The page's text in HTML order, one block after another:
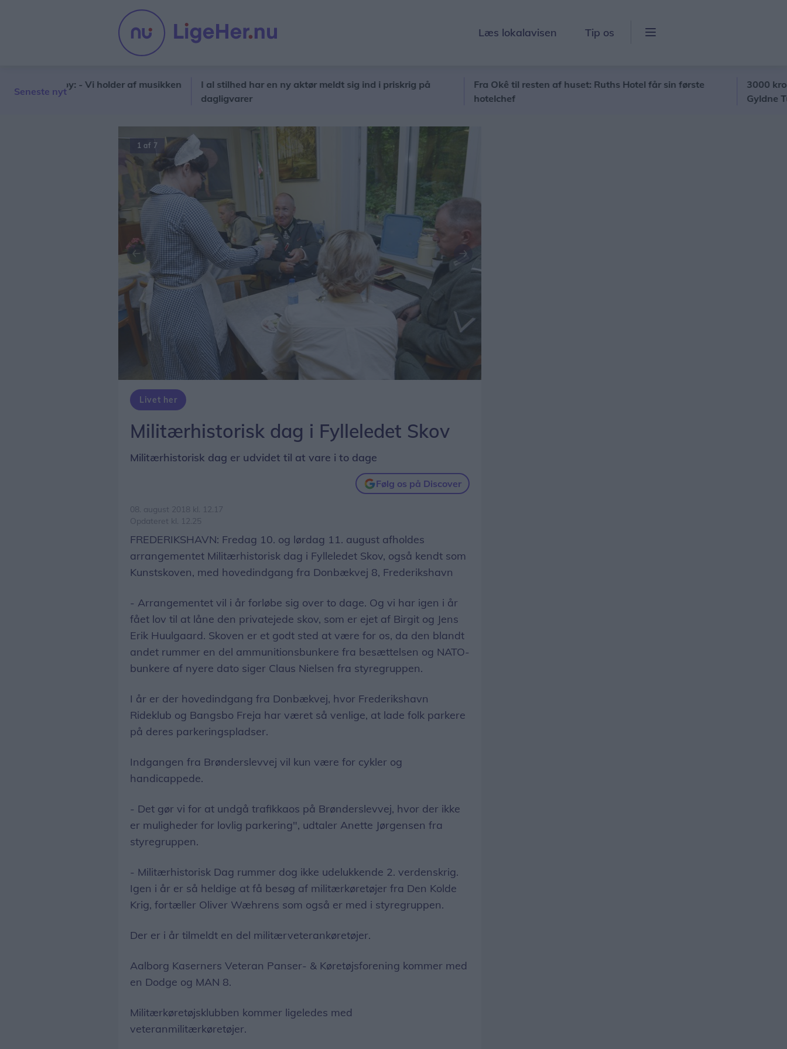
Læs lokalavisen Tip os
Seneste nyt
i Sæby: - Vi holder af musikken
I al stilhed har en ny aktør meldt sig ind i priskrig på
dagligvarer
Fra Okê til resten af huset: Ruths Hotel får sin første
hotelchef
3000 kroner fik
Gyldne Tuba"
2 af 7
Forrige Næste
Livet her
Militærhistorisk dag i Fylleledet Skov
Militærhistorisk dag er udvidet til at vare i to dage
Følg os på Discover
08. august 2018 kl. 12.17
Opdateret kl. 12.25
FREDERIKSHAVN: Fredag 10. og lørdag 11. august afholdes
arrangementet Militærhistorisk dag i Fylleledet Skov, også kendt som
Kunstskoven, med hovedindgang fra Donbækvej 8, Frederikshavn
- Arrangementet vil i år forløbe sig over to dage. Og vi har igen i år
fået lov til at låne den privatejede skov, som er ejet af Birgit og Jens
Erik Huulgaard. Skoven er et godt sted at være for os, da den blandt
andet rummer en del ammunitionsbunkere fra besættelsen og NATO-
bunkere af nyere dato siger Claus Nielsen fra styregruppen.
I år er der hovedindgang fra Donbækvej, hvor Frederikshavn
Rideklub og Bangsbo Freja har været så venlige, at lade folk parkere
på deres parkeringspladser.
Indgangen fra Brønderslevvej vil kun være for cykler og
handicappede.
- Det gør vi for at undgå trafikkaos på Brønderslevvej, hvor der ikke
er muligheder for lovlig parkering", udtaler Anette Jørgensen fra
styregruppen.
- Militærhistorisk Dag rummer dog ikke udelukkende 2. verdenskrig.
Igen i år er så heldige at få besøg af militærkøretøjer fra Den Kolde
Krig, fortæller Oliver Wæhrens som også er med i styregruppen.
Der er i år tilmeldt en del militærveterankøretøjer.
Aalborg Kaserners Veteran Panser- & Køretøjsforening kommer med
en Dodge og MAN 8.
Militærkøretøjsklubben kommer ligeledes med
veteranmilitærkøretøjer.